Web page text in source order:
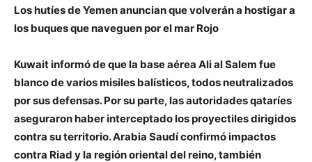
Los hutíes de Yemen anuncian que volverán a hostigar a
los buques que naveguen por el mar Rojo
Kuwait informó de que la base aérea Ali al Salem fue
blanco de varios misiles balísticos, todos neutralizados
por sus defensas. Por su parte, las autoridades qataríes
aseguraron haber interceptado los proyectiles dirigidos
contra su territorio. Arabia Saudí confirmó impactos
contra Riad y la región oriental del reino, también